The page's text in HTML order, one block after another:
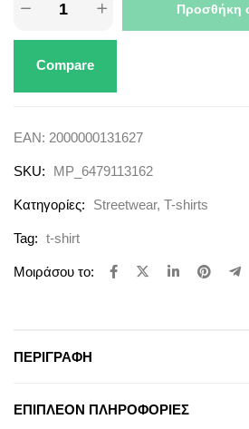
Προσθήκη
Compare
EAN: 2000000131627
SKU: MP_6479113162
Κατηγορίες: Streetwear, T-shirts
Tag: t-shirt
Μοιράσου το:
ΠΕΡΙΓΡΑΦΉ
ΕΠΙΠΛΈΟΝ ΠΛΗΡΟΦΟΡΊΕΣ